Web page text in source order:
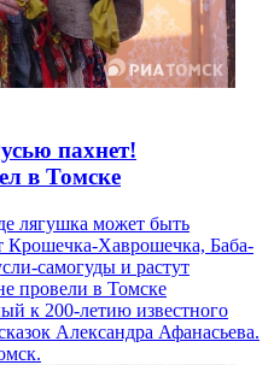
пахнет!
в Томске
лягушка может быть
Крошечка-Хаврошечка, Баба-
самогуды и растут
провели в Томске
к 200-летию известного
Александра Афанасьева.